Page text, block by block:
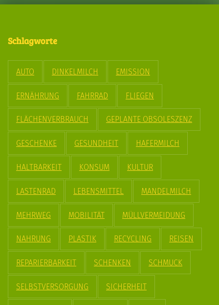
Schlagworte
AUTO DINKELMILCH EMISSION
ERNÄHRUNG FAHRRAD FLIEGEN
FLÄCHENVERBRAUCH GEPLANTE OBSOLESZENZ
GESCHENKE GESUNDHEIT HAFERMILCH
HALTBARKEIT KONSUM KULTUR
LASTENRAD LEBENSMITTEL MANDELMILCH
MEHRWEG MOBILITÄT MÜLLVERMEIDUNG
NAHRUNG PLASTIK RECYCLING REISEN
REPARIERBARKEIT SCHENKEN SCHMUCK
SELBSTVERSORGUNG SICHERHEIT